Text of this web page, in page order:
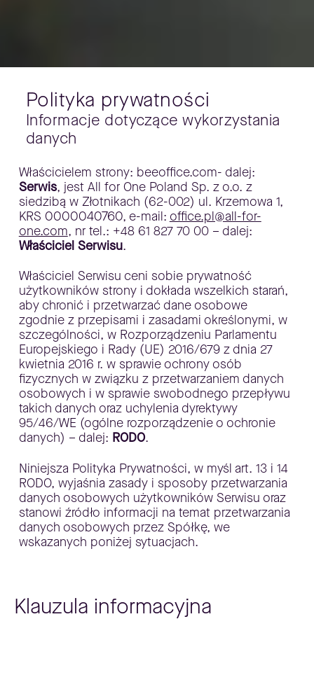
Polityka prywatności
Informacje dotyczące wykorzystania
danych
Właścicielem strony: beeoffice.com- dalej:
Serwis, jest All for One Poland Sp. z o.o. z
siedzibą w Złotnikach (62-002) ul. Krzemowa 1,
KRS 0000040760, e-mail: office.pl@all-for-
one.com, nr tel.: +48 61 827 70 00 – dalej:
Właściciel Serwisu.
Właściciel Serwisu ceni sobie prywatność
użytkowników strony i dokłada wszelkich starań,
aby chronić i przetwarzać dane osobowe
zgodnie z przepisami i zasadami określonymi, w
szczególności, w Rozporządzeniu Parlamentu
Europejskiego i Rady (UE) 2016/679 z dnia 27
kwietnia 2016 r. w sprawie ochrony osób
fizycznych w związku z przetwarzaniem danych
osobowych i w sprawie swobodnego przepływu
takich danych oraz uchylenia dyrektywy
95/46/WE (ogólne rozporządzenie o ochronie
danych) – dalej: RODO.
Niniejsza Polityka Prywatności, w myśl art. 13 i 14
RODO, wyjaśnia zasady i sposoby przetwarzania
danych osobowych użytkowników Serwisu oraz
stanowi źródło informacji na temat przetwarzania
danych osobowych przez Spółkę, we
wskazanych poniżej sytuacjach.
Klauzula informacyjna